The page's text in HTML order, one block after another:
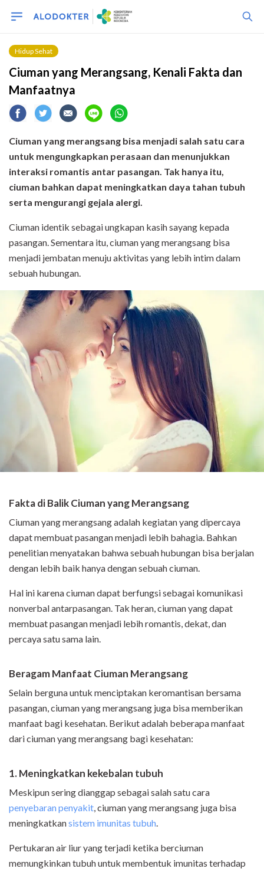
Hidup Sehat
Ciuman yang Merangsang, Kenali Fakta dan
Manfaatnya
Ciuman yang merangsang bisa menjadi salah satu cara
untuk mengungkapkan perasaan dan menunjukkan
interaksi romantis antar pasangan. Tak hanya itu,
ciuman bahkan dapat meningkatkan daya tahan tubuh
serta mengurangi gejala alergi.
Ciuman identik sebagai ungkapan kasih sayang kepada
pasangan. Sementara itu, ciuman yang merangsang bisa
menjadi jembatan menuju aktivitas yang lebih intim dalam
sebuah hubungan.
Fakta di Balik Ciuman yang Merangsang
Ciuman yang merangsang adalah kegiatan yang dipercaya
dapat membuat pasangan menjadi lebih bahagia. Bahkan
penelitian menyatakan bahwa sebuah hubungan bisa berjalan
dengan lebih baik hanya dengan sebuah ciuman.
Hal ini karena ciuman dapat berfungsi sebagai komunikasi
nonverbal antarpasangan. Tak heran, ciuman yang dapat
membuat pasangan menjadi lebih romantis, dekat, dan
percaya satu sama lain.
Beragam Manfaat Ciuman Merangsang
Selain berguna untuk menciptakan keromantisan bersama
pasangan, ciuman yang merangsang juga bisa memberikan
manfaat bagi kesehatan. Berikut adalah beberapa manfaat
dari ciuman yang merangsang bagi kesehatan:
1. Meningkatkan kekebalan tubuh
Meskipun sering dianggap sebagai salah satu cara
penyebaran penyakit, ciuman yang merangsang juga bisa
meningkatkansistem imunitas tubuh.
Pertukaran air liur yang terjadi ketika berciuman
memungkinkan tubuh untuk membentuk imunitas terhadap